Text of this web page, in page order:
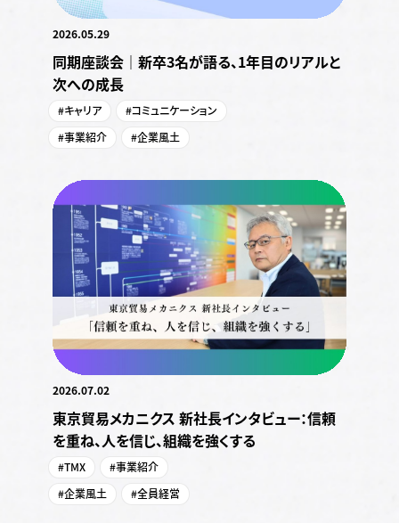
2026.05.29
同期座談会｜新卒3名が語る、1年目のリアルと
次への成長
#キャリア
#コミュニケーション
#事業紹介
#企業風土
2026.07.02
東京貿易メカニクス 新社長インタビュー：信頼
を重ね、人を信じ、組織を強くする
#TMX
#事業紹介
#企業風土
#全員経営